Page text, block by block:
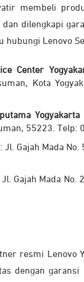
membeli
dilengkapi
hubungi Lenovo
Center
Kota
55223.
: Jl. Gajah Mada
Jl. Gajah Mada No.
resmi Lenovo
dengan